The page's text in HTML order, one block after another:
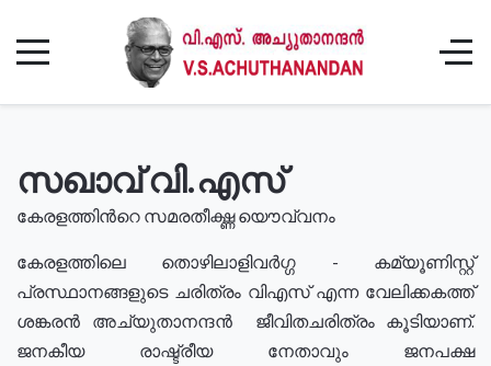
സഖാവ് വി.എസ്
കേരളത്തിൻറെ സമരതീക്ഷ്ണ യൌവ്വനം
കേരളത്തിലെ തൊഴിലാളിവർഗ്ഗ - കമ്യൂണിസ്റ്റ്
പ്രസ്ഥാനങ്ങളുടെ ചരിത്രം വിഎസ് എന്ന വേലിക്കകത്ത്
ശങ്കരൻ അച്യുതാനന്ദൻ ജീവിതചരിത്രം കൂടിയാണ്.
ജനകീയ രാഷ്ട്രീയ നേതാവും ജനപക്ഷ